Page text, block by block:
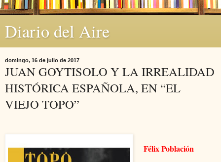
Diario del Aire
domingo, 16 de julio de 2017
JUAN GOYTISOLO Y LA IRREALIDAD
HISTÓRICA ESPAÑOLA, EN “EL
VIEJO TOPO”
Félix Población